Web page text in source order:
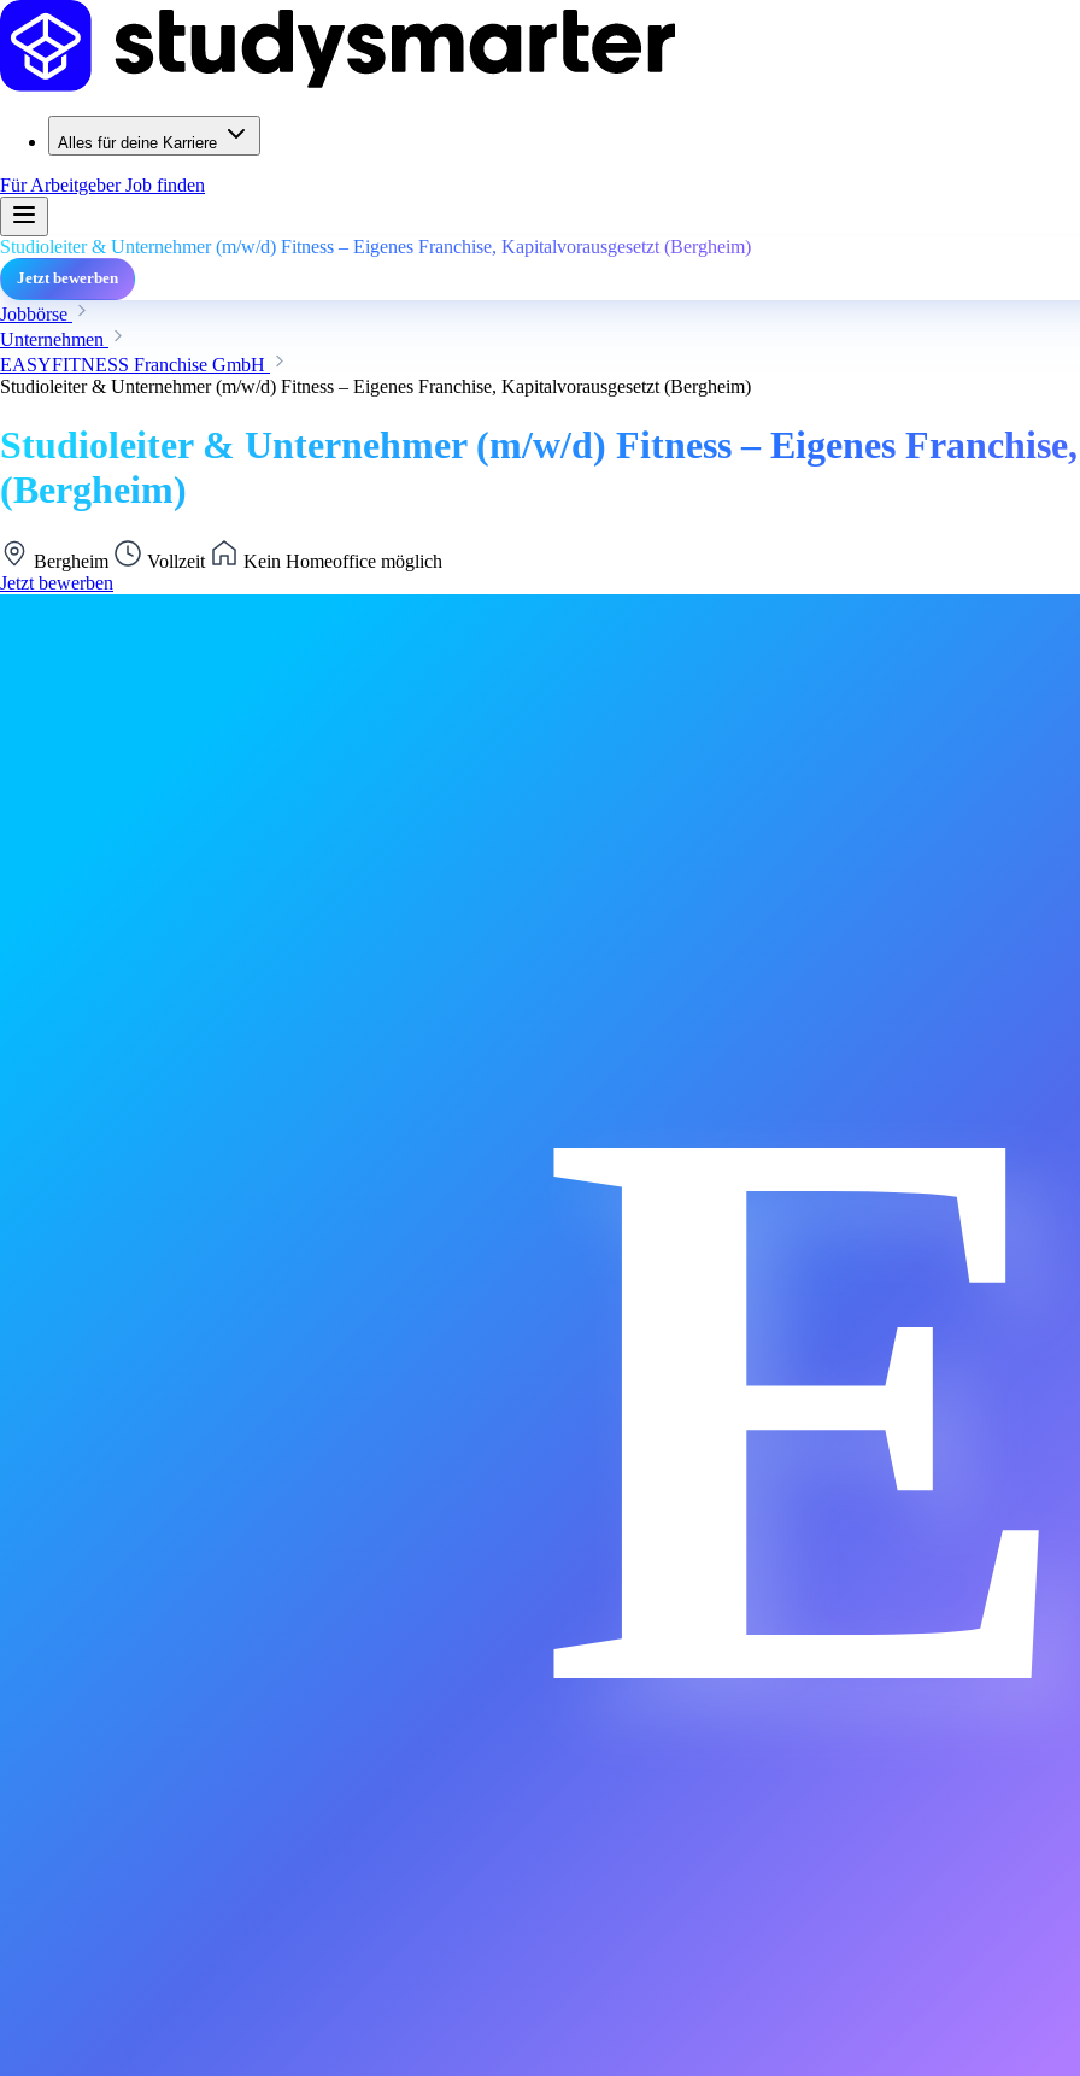
Alles für deine Karriere
Für ArbeitgeberJob finden
Studioleiter & Unternehmer (m/w/d) Fitness – Eigenes Franchise, Kapitalvorausgesetzt (Bergheim)
Jetzt bewerben
Jobbörse
Unternehmen
EASYFITNESS Franchise GmbH
Studioleiter & Unternehmer (m/w/d) Fitness – Eigenes Franchise, Kapitalvorausgesetzt (Bergheim)
Studioleiter & Unternehmer (m/w/d) Fitness – Eigenes
(Bergheim)
Bergheim Vollzeit
Kein Homeoffice möglich
Jetzt bewerben
E